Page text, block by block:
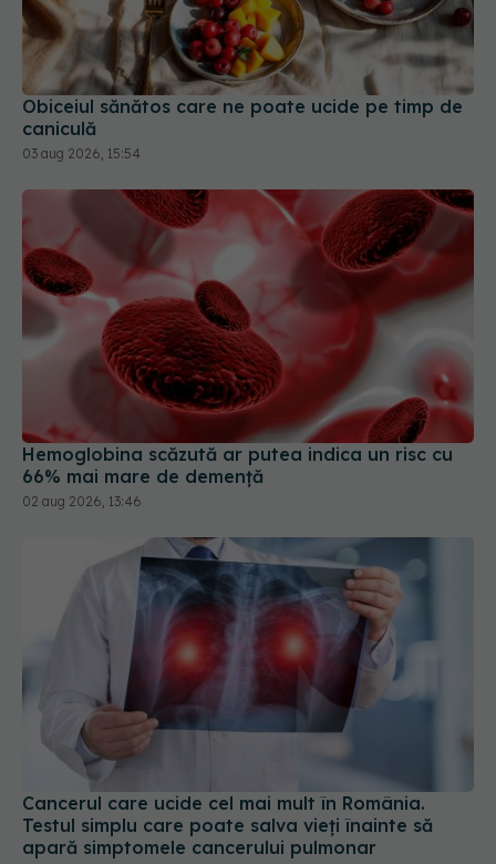
Obiceiul sănătos care ne poate ucide pe timp de
caniculă
03 aug 2026, 15:54
Hemoglobina scăzută ar putea indica un risc cu
66% mai mare de demență
02 aug 2026, 13:46
Cancerul care ucide cel mai mult în România.
Testul simplu care poate salva vieți înainte să
apară simptomele cancerului pulmonar
01 aug 2026, 13:29